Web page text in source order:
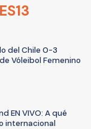
del Chile 0-3
Vóleibol Femenino
EN VIVO: A qué
internacional